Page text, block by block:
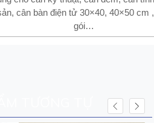
cân bàn điện tử 30×40, 40×50 cm
gói…
TƯƠNG TỰ